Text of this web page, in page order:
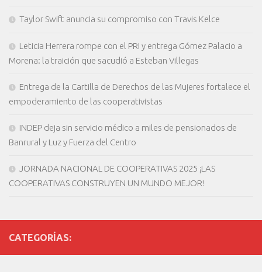
Taylor Swift anuncia su compromiso con Travis Kelce
Leticia Herrera rompe con el PRI y entrega Gómez Palacio a
Morena: la traición que sacudió a Esteban Villegas
Entrega de la Cartilla de Derechos de las Mujeres fortalece el
empoderamiento de las cooperativistas
INDEP deja sin servicio médico a miles de pensionados de
Banrural y Luz y Fuerza del Centro
JORNADA NACIONAL DE COOPERATIVAS 2025 ¡LAS
COOPERATIVAS CONSTRUYEN UN MUNDO MEJOR!
CATEGORÍAS: